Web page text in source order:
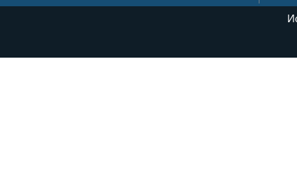
Федеральной службе по надзору в сфере связи,